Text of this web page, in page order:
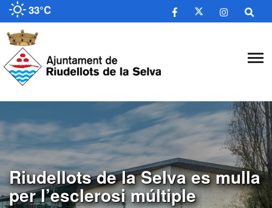
33°C
​Riudellots de la Selva es mulla
per l’esclerosi múltiple